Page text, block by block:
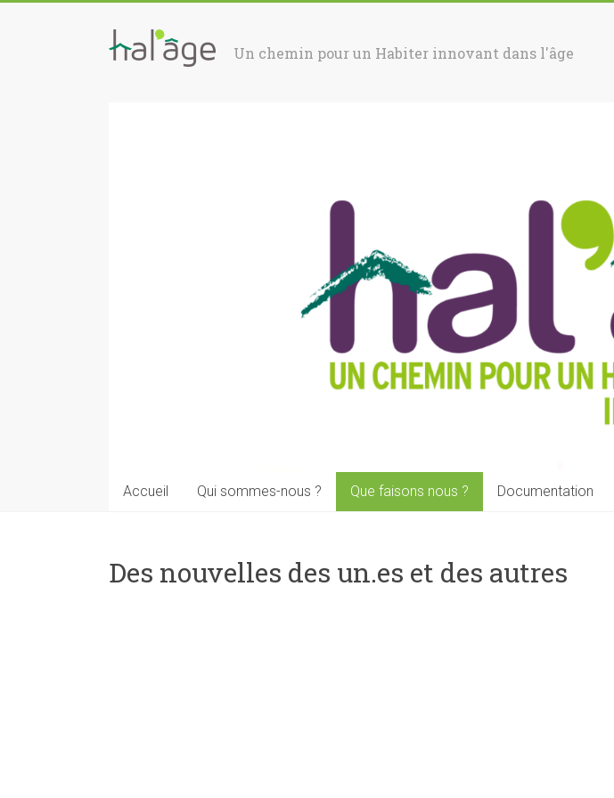
Un chemin pour un Habiter innovant dans l'âge
Accueil Qui sommes-nous ? Que faisons nous ? Documentation
Des nouvelles des un.es et des autres